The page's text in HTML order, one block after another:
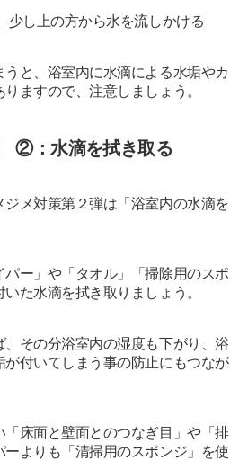
少し上の方から水を流しかける
と、浴室内に水滴による水垢やカ
ますので、注意しましょう。
②：水滴を拭き取る
メ対策第２弾は「浴室内の水滴を
ー」や「タオル」「掃除用のスポ
た水滴を拭き取りましょう。
その分浴室内の湿度も下がり、浴
付いてしまう事の防止にもつなが
床面と壁面とのつなぎ目」や「排
よりも「清掃用のスポンジ」を使